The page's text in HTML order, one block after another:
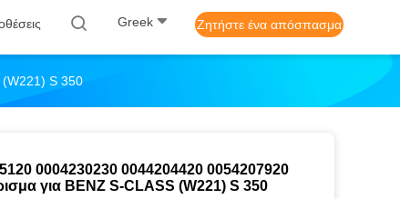
Greek Ζητήστε ένα απόσπασμα
S 350
0004230230 0044204420 0054207920
για BENZ S-CLASS (W221) S 350